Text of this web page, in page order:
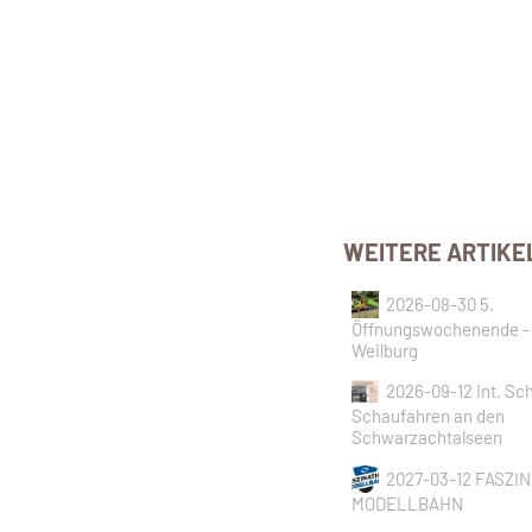
WEITERE
2026-08-30 5.
Öffnungswochenende
Weilburg
2026-09-12 Int.
Schaufahren an den
Schwarzachtalseen
2027-03-12
MODELLBAHN